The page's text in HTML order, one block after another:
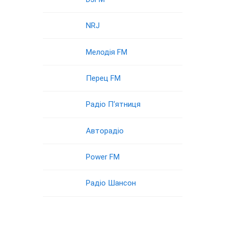
NRJ
Мелодія FM
Перец FM
Радіо П‘ятниця
Авторадіо
Power FM
Радіо Шансон